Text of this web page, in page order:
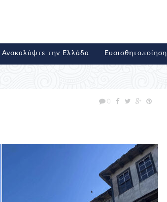
Ανακαλύψτε την Ελλάδα Ευαισθητοποίηση
0